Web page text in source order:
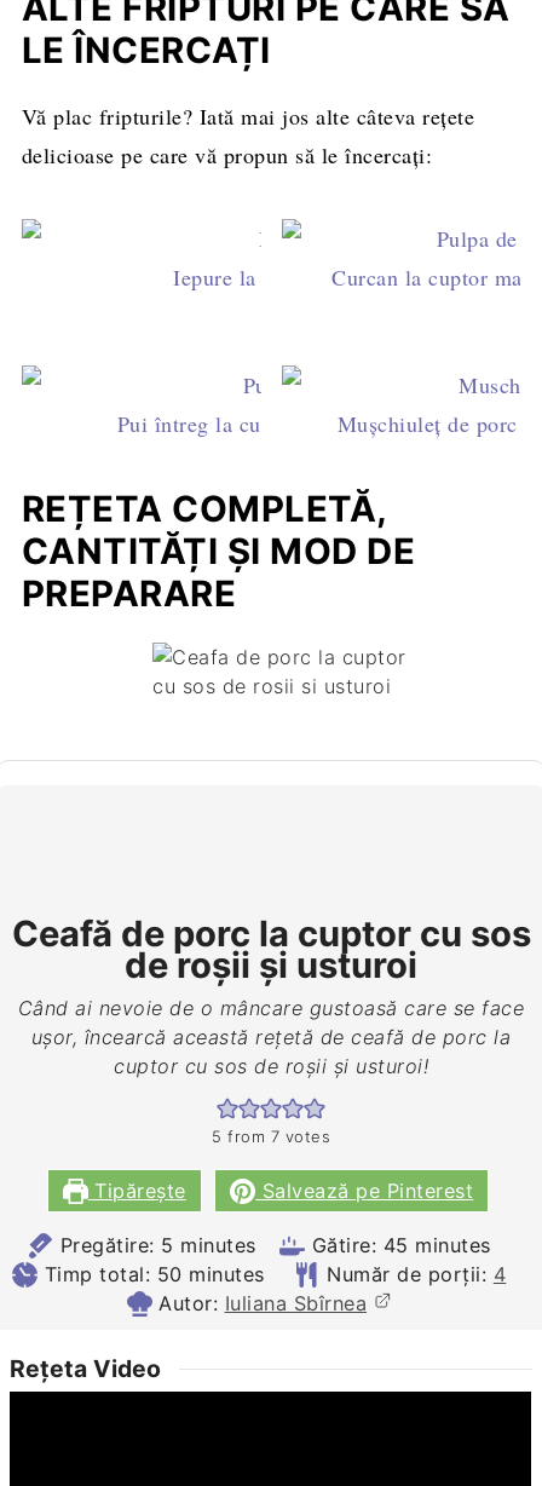
LE ÎNCERCAȚI
Vă plac fripturile? Iată mai jos alte câteva rețete
delicioase pe care vă propun să le încercați:
Iepure la cuptor marinat în kefir
Curcan la cuptor
Pui întreg la cuptor cu legume și unt aromat
Mușchiuleț de porc
REȚETA COMPLETĂ,
CANTITĂȚI ȘI MOD DE
PREPARARE
Ceafă de porc la cuptor cu sos
de roşii şi usturoi
Când ai nevoie de o mâncare gustoasă care se face
ușor, încearcă această rețetă de ceafă de porc la
cuptor cu sos de roşii şi usturoi!
5 from 7 votes
Tipărește Salvează pe Pinterest
Pregătire: 5 minutes
minutes Gătire: 45 minutes
minutes
Timp total: 50minutes
minutes Număr de porții: 4
Autor: Iuliana Sbîrnea
Rețeta Video